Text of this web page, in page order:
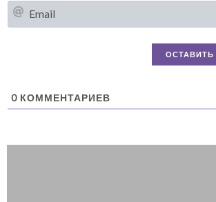
0 КОММЕНТАРИЕВ